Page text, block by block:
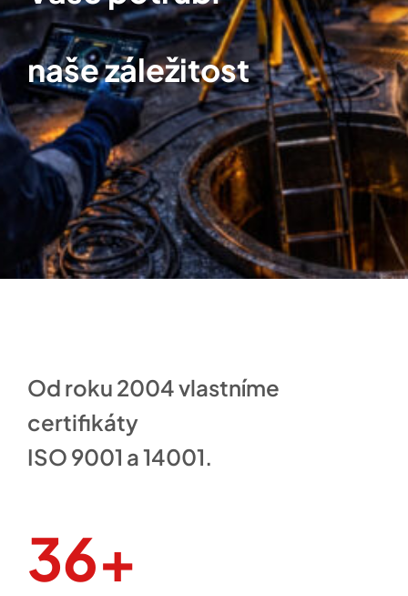
naše záležitost
Od roku 2004 vlastníme
certifikáty
ISO 9001 a 14001.
36+